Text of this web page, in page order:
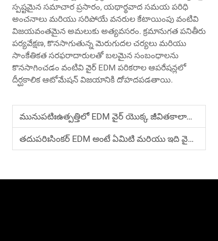
స్పష్టమైన సమాచార ప్రసారం, యథార్థవాద సమయ పరిధి
అంచనాలు మరియు సరిపోయే వనరుల కేటాయింపు వంటివి
విజయవంతమైన అమలుకు అత్యవసరం. క్రమానుగత పనితీరు
పర్యవేక్షణ, కొనసాగుతున్న మెరుగుదల చర్యలు మరియు
సాంకేతికత సరఫరాదారులతో బలమైన సంబంధాలను
కొనసాగించడం వంటివి వైర్ EDM పరికరాల ఆపరేషన్లలో
దీర్ఘకాలిక ఆటోమేషన్ విజయానికి దోహదపడతాయి.
మునుపటిఃఉత్పత్తిలో EDM వైర్ యొక్క జీవితకాలాన్ని ఎలా పొడిగించాలి?
తదుపరిఃసింకర్ EDM అంటే ఏమిటి మరియు ఇది వైర్ EDM నుండి ఎలా భిన్నంగా ఉంటుంది?